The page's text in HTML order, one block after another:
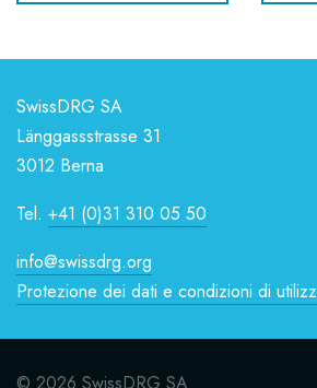
SwissDRG SA
Länggassstrasse 31
3012 Berna
Tel. +41 (0)31 310 05 50
info@swissdrg.org
Protezione dei dati e condizioni di